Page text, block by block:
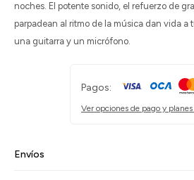
noches. El potente sonido, el refuerzo de
parpadean al ritmo de la música dan vida a
una guitarra y un micrófono.
Pagos:
Ver opciones de pago y
Envíos